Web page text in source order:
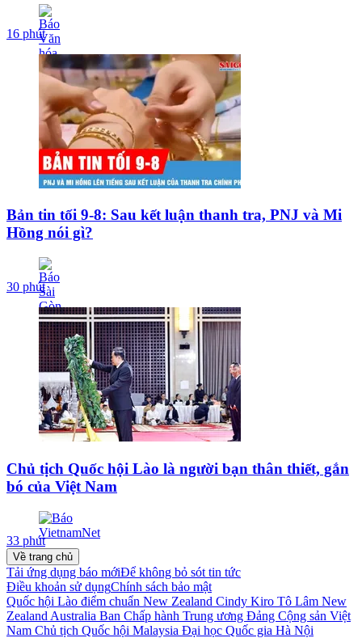
16 phút
Bản tin tối 9-8: Sau kết luận thanh tra, PNJ và Mi
Hồng nói gì?
30 phút
Chủ tịch Quốc hội Lào là người bạn thân thiết, gắn
bó của Việt Nam
33 phút
Về trang chủ
Tải ứng dụng báo mớiĐể không bỏ sót tin tức
Điều khoản sử dụngChính sách bảo mật
Quốc hội Lào điểm chuẩn New Zealand Cindy Kiro Tô Lâm New
Zealand Australia Ban Chấp hành Trung ương Đảng Cộng sản Việt
Nam Chủ tịch Quốc hội Malaysia Đại học Quốc gia Hà Nội